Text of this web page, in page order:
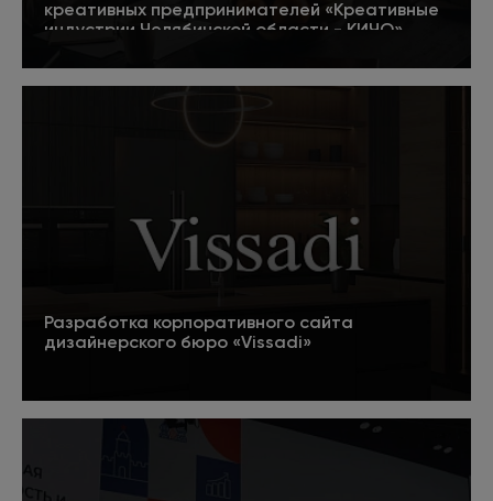
креативных предпринимателей «Креативные
индустрии Челябинской области - КИЧО»
Подробнее 5
Разработка корпоративного сайта
дизайнерского бюро «Vissadi»
Подробнее